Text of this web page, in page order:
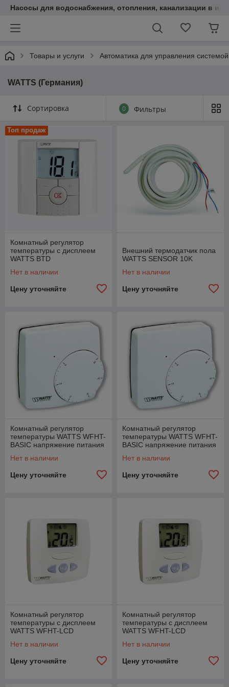
Насосы для водоснабжения, отопления, канализации в
Товары и услуги Автоматика для управления
WATTS (Германия)
Сортировка 0 Фильтры
Топ продаж
Комнатный регулятор
температуры с дисплеем
WATTS BTD
Нет в наличии
Цену уточняйте
Внешний термодатчик пола
WATTS SENSOR 10K
Нет в наличии
Цену уточняйте
Комнатный регулятор
температуры WATTS WFHT-
BASIC напряжение питания
Нет в наличии
Цену уточняйте
Комнатный регулятор
температуры WATTS WFHT-
BASIC напряжение питания
Нет в наличии
Цену уточняйте
Комнатный регулятор
температуры с дисплеем
WATTS WFHT-LCD
Нет в наличии
Цену уточняйте
Комнатный регулятор
температуры с дисплеем
WATTS WFHT-LCD
Нет в наличии
Цену уточняйте